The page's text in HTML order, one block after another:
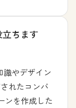
ちます
識やデザイン
れたコンバ
ンを作成した